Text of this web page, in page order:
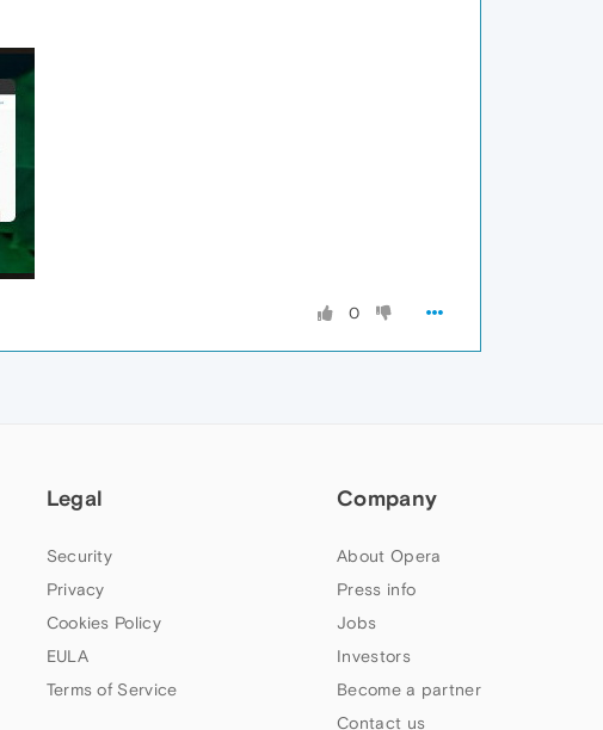
0
Legal
Security
Privacy
Cookies Policy
EULA
Terms of Service
Company
About Opera
Press info
Jobs
Investors
Become a partner
Contact us